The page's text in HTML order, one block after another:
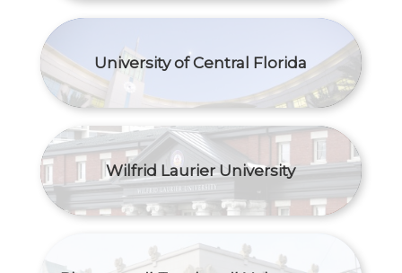
University of Central Florida
Wilfrid Laurier University